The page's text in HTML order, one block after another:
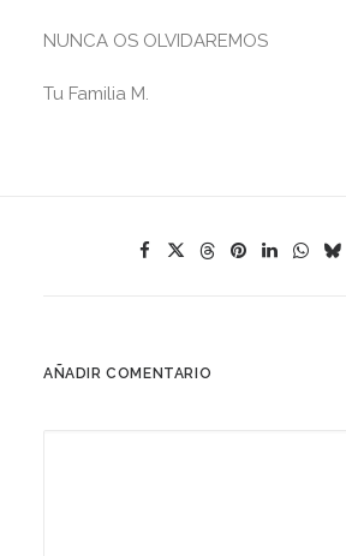
NUNCA OS OLVIDAREMOS
Tu Familia M.
AÑADIR COMENTARIO